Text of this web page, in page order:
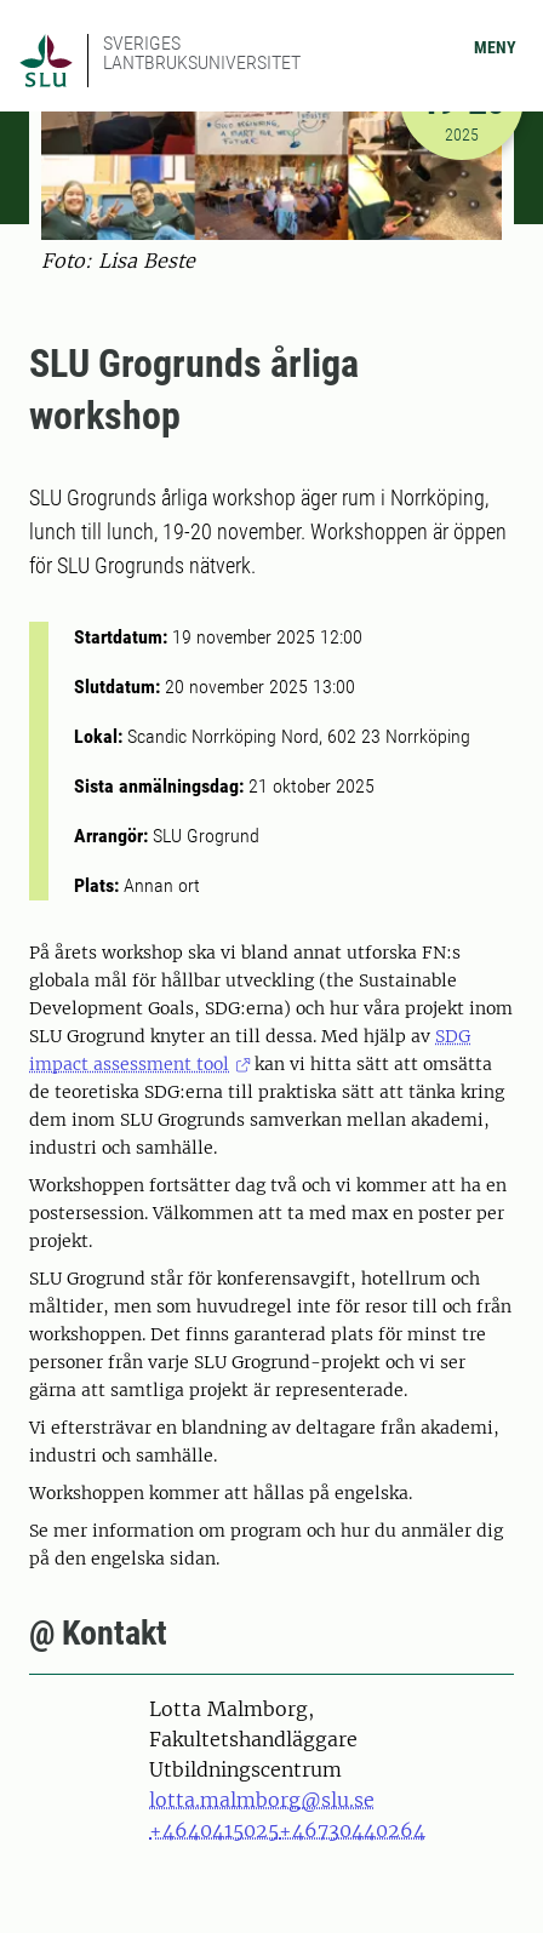
SVERIGES
LANTBRUKSUNIVERSITET
MENY
Foto: Lisa Beste
2025-11-
19-20
2025
SLU Grogrunds årliga
workshop
SLU Grogrunds årliga workshop äger rum i Norrköping,
lunch till lunch, 19-20 november. Workshoppen är öppen
för SLU Grogrunds nätverk.
Startdatum: 19 november 2025 12:00
Slutdatum: 20 november 2025 13:00
Lokal: Scandic Norrköping Nord, 602 23 Norrköping
Sista anmälningsdag: 21 oktober 2025
Arrangör: SLU Grogrund
Plats: Annan ort
På årets workshop ska vi bland annat utforska FN:s
globala mål för hållbar utveckling (the Sustainable
Development Goals, SDG:erna) och hur våra projekt inom
SLU Grogrund knyter an till dessa. Med hjälp av SDG
impact assessment tool
kan vi hitta sätt att omsätta
de teoretiska SDG:erna till praktiska sätt att tänka kring
dem inom SLU Grogrunds samverkan mellan akademi,
industri och samhälle.
Workshoppen fortsätter dag två och vi kommer att ha en
postersession. Välkommen att ta med max en poster per
projekt.
SLU Grogrund står för konferensavgift, hotellrum och
måltider, men som huvudregel inte för resor till och från
workshoppen. Det finns garanterad plats för minst tre
personer från varje SLU Grogrund-projekt och vi ser
gärna att samtliga projekt är representerade.
Vi eftersträvar en blandning av deltagare från akademi,
industri och samhälle.
Workshoppen kommer att hållas på engelska.
Se mer information om program och hur du anmäler dig
på den engelska sidan.
@ Kontakt
PersonLotta Malmborg,
Fakultetshandläggare
Utbildningscentrum
lotta.malmborg@slu.se
+4640415025+46730440264